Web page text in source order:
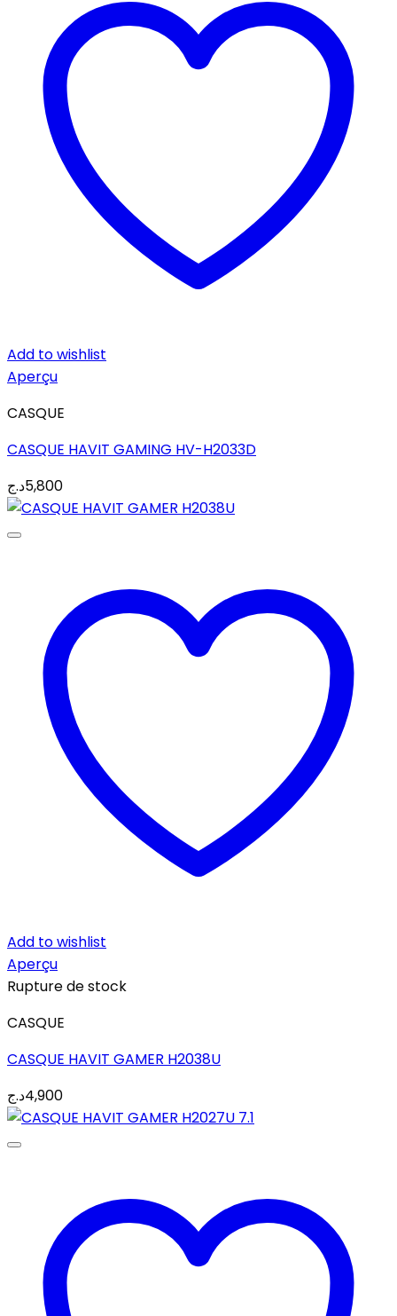
Add to wishlist
Aperçu
CASQUE
CASQUE HAVIT GAMING HV-H2033D
5,800د.ج
Add to wishlist
Aperçu
Rupture de stock
CASQUE
CASQUE HAVIT GAMER H2038U
4,900د.ج